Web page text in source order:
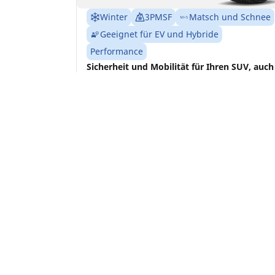
Winter 3PMSF
Matsch und Schnee
Geeignet für EV und Hybride
Performance
Sicherheit und Mobilität für Ihren SUV, auch